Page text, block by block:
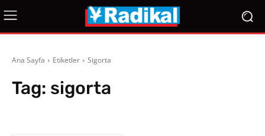
Ana Sayfa Etiketler Sigorta
Tag: sigorta